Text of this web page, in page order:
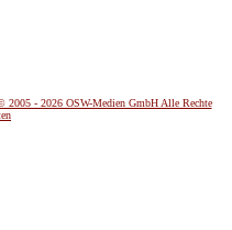
2005 - 2026 OSW-Medien GmbH Alle Rechte